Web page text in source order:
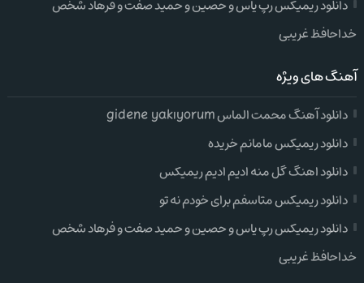
دانلود ریمیکس رپ یاس و حصین و حمید صفت و فرهاد شخص
خداحافظ غریبی
آهنگ های ویژه
دانلود آهنگ محمت الماس gidene yakıyorum
دانلود ریمیکس مامانم خریده
دانلود اهنگ گل منه ادیم ادیم ریمیکس
دانلود ریمیکس متاسفم برای خودم نه تو
دانلود ریمیکس رپ یاس و حصین و حمید صفت و فرهاد شخص
خداحافظ غریبی